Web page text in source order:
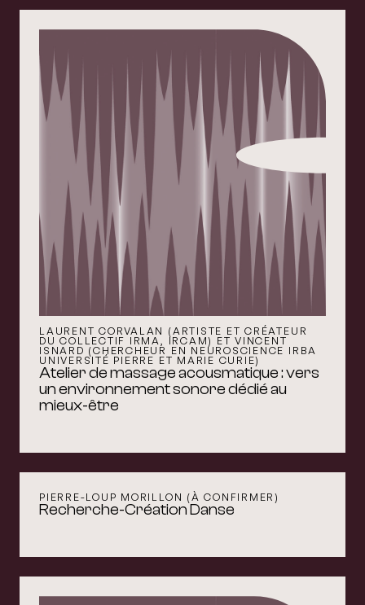
LAURENT CORVALAN (ARTISTE ET CRÉATEUR
DU COLLECTIF IRMA, IRCAM) ET VINCENT
ISNARD (CHERCHEUR EN NEUROSCIENCE IRBA
UNIVERSITÉ PIERRE ET MARIE CURIE)
Atelier de massage acousmatique : vers
un environnement sonore dédié au
mieux-être
PIERRE-LOUP MORILLON (À CONFIRMER)
Recherche-Création Danse